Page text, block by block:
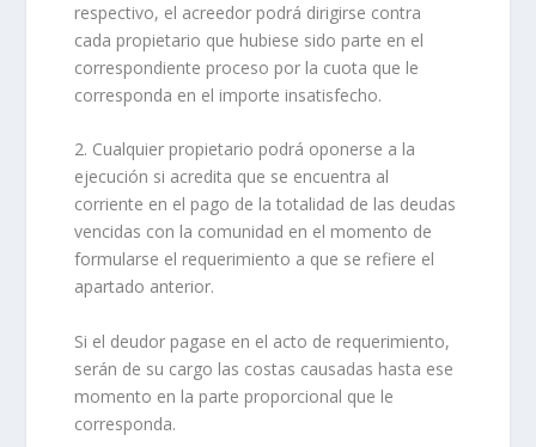
respectivo, el acreedor podrá dirigirse contra
cada propietario que hubiese sido parte en el
correspondiente proceso por la cuota que le
corresponda en el importe insatisfecho.
2. Cualquier propietario podrá oponerse a la
ejecución si acredita que se encuentra al
corriente en el pago de la totalidad de las deudas
vencidas con la comunidad en el momento de
formularse el requerimiento a que se refiere el
apartado anterior.
Si el deudor pagase en el acto de requerimiento,
serán de su cargo las costas causadas hasta ese
momento en la parte proporcional que le
corresponda.